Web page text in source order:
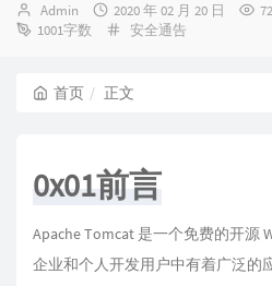
博
主：
Admin
发
布
2020 年 02 月 20 日
1001字数
分
安全通告
首页 正文
0x01前言
Apache Tomcat 是一个免费的开源
企业和个人开发用户中有着广泛的